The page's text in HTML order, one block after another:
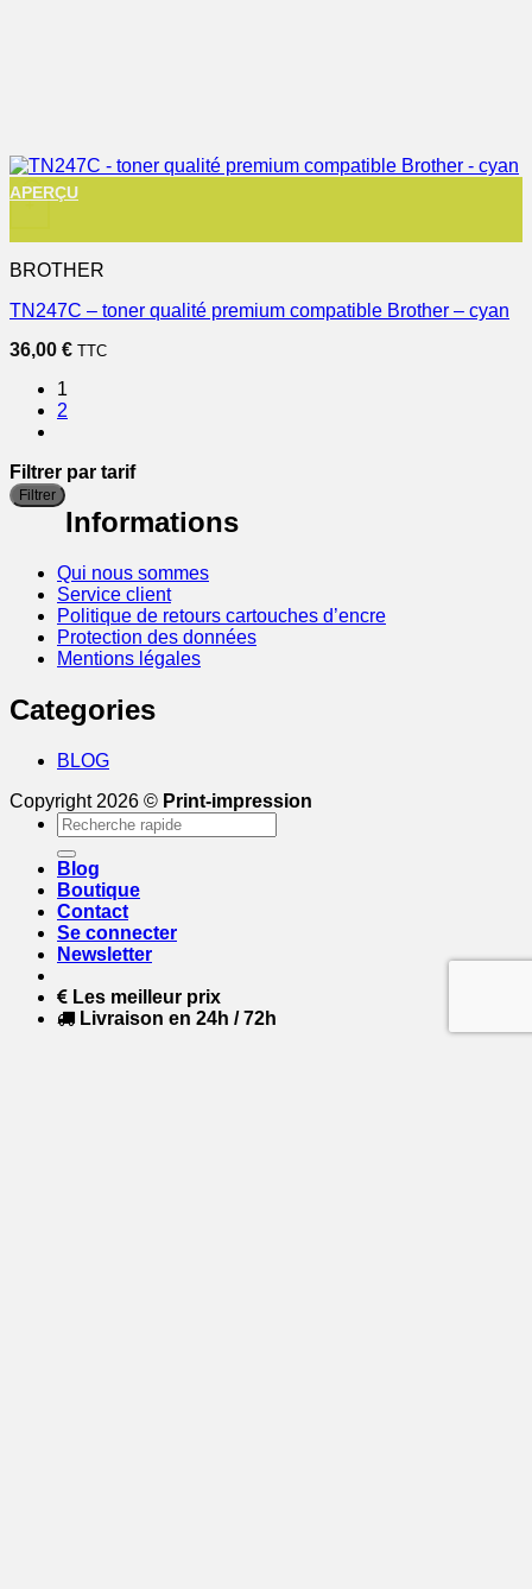
+
APERÇU
BROTHER
TN247C – toner qualité premium compatible Brother – cyan
36,00 € TTC
1
2
Filtrer par tarif
Filtrer
Informations
Qui nous sommes
Service client
Politique de retours cartouches d’encre
Protection des données
Mentions légales
Categories
BLOG
Copyright 2026 © Print-impression
Recherche
pour :
Blog
Boutique
Contact
Se connecter
Newsletter
Les meilleur prix
Livraison en 24h / 72h